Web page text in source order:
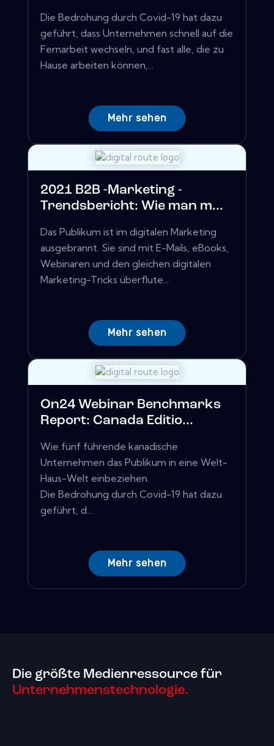
Die Bedrohung durch Covid-19 hat dazu
geführt, dass Unternehmen schnell auf die
Fernarbeit wechseln, und fast alle, die zu
Hause arbeiten können,...
Mehr sehen
2021 B2B -Marketing -
Trendsbericht: Wie man m...
Das Publikum ist im digitalen Marketing
ausgebrannt. Sie sind mit E-Mails, eBooks,
Webinaren und den gleichen digitalen
Marketing-Tricks überflute...
Mehr sehen
On24 Webinar Benchmarks
Report: Canada Editio...
Wie fünf führende kanadische
Unternehmen das Publikum in eine Welt-
Haus-Welt einbeziehen.
Die Bedrohung durch Covid-19 hat dazu
geführt, d...
Mehr sehen
Die größte Medienressource für
Unternehmenstechnologie.